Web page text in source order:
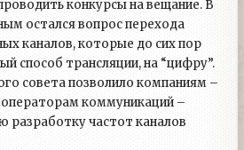
конкурсы на вещание. В
остался вопрос перехода
каналов, которые до сих пор
способ трансляции, на “цифру”.
совета позволило компаниям –
коммуникаций –
разработку частот каналов